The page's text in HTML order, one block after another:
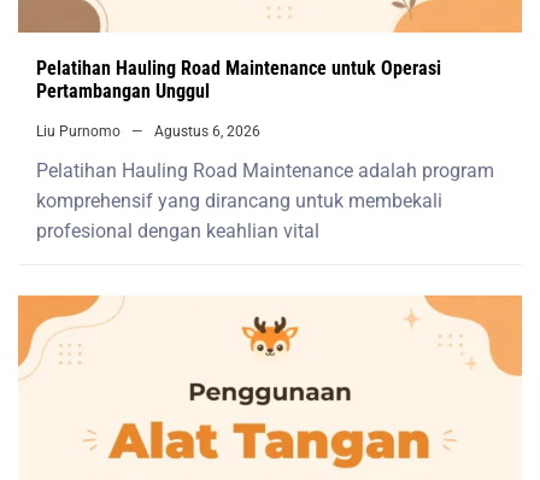
Pelatihan Hauling Road Maintenance untuk Operasi
Pertambangan Unggul
Liu Purnomo Agustus 6, 2026
Pelatihan Hauling Road Maintenance adalah program
komprehensif yang dirancang untuk membekali
profesional dengan keahlian vital